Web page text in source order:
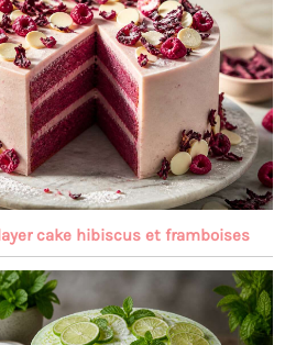
cake hibiscus et framboises